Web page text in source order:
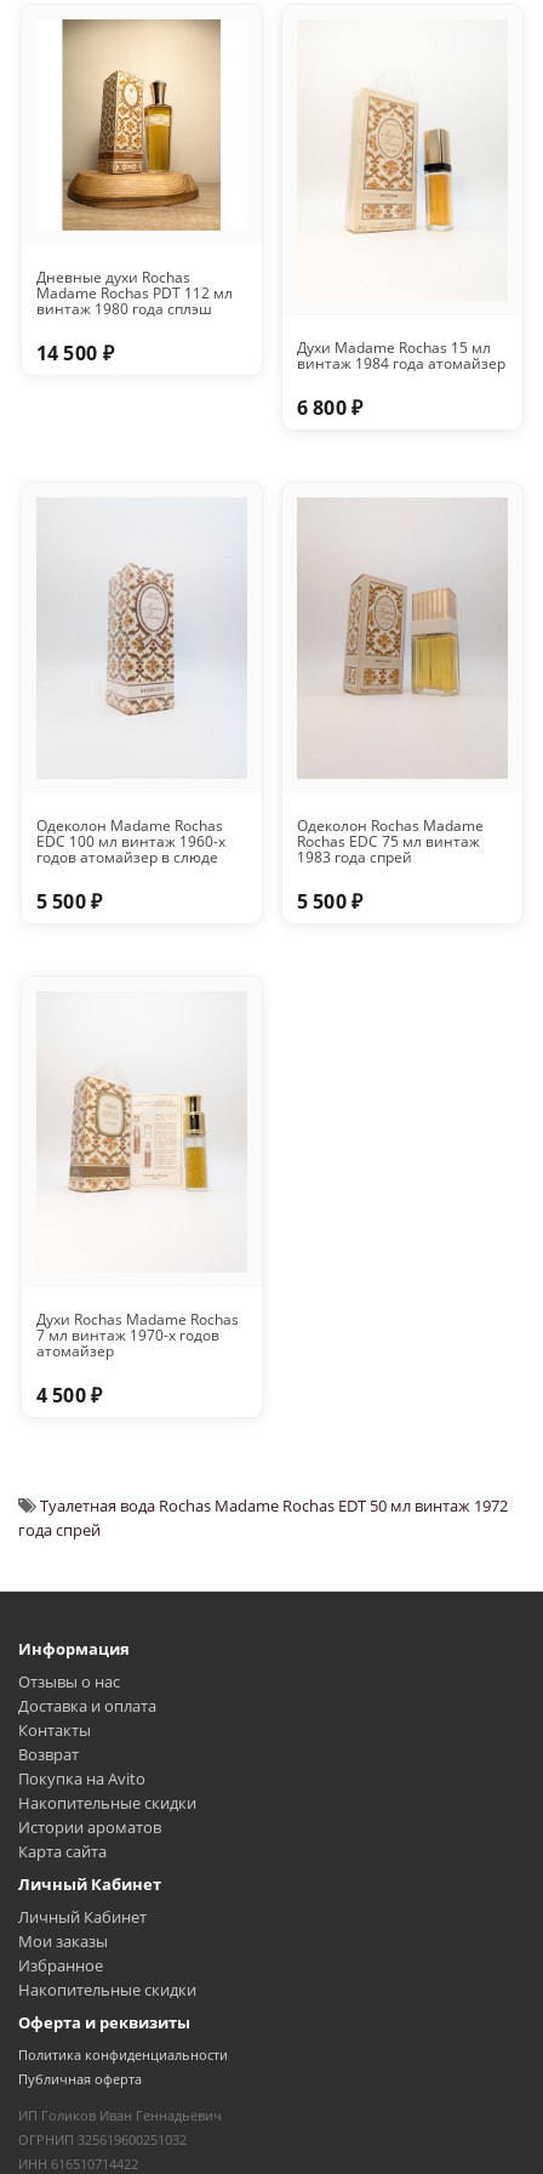
Дневные духи Rochas
Madame Rochas PDT 112 мл
винтаж 1980 года сплэш
14 500 ₽ Духи Madame Rochas 15 мл
винтаж 1984 года атомайзер
6 800 ₽
Одеколон Madame Rochas
EDC 100 мл винтаж 1960-х
годов атомайзер в слюде
5 500 ₽
Одеколон Rochas Madame
Rochas EDC 75 мл винтаж
1983 года спрей
5 500 ₽
Духи Rochas Madame Rochas
7 мл винтаж 1970-х годов
атомайзер
4 500 ₽
Туалетная вода Rochas Madame Rochas EDT 50 мл винтаж 1972
года спрей
Информация
Отзывы о нас
Доставка и оплата
Контакты
Возврат
Покупка на Avito
Накопительные скидки
Истории ароматов
Карта сайта
Личный Кабинет
Личный Кабинет
Мои заказы
Избранное
Накопительные скидки
Оферта и реквизиты
Политика конфиденциальности
Публичная оферта
ИП Голиков Иван Геннадьевич
ОГРНИП 325619600251032
ИНН 616510714422